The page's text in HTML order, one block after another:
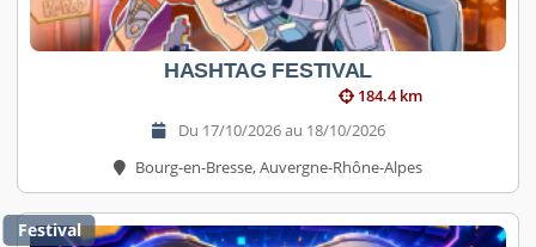
HASHTAG FESTIVAL
184.4 km
Du 17/10/2026 au 18/10/2026
Bourg-en-Bresse, Auvergne-Rhône-Alpes
Festival